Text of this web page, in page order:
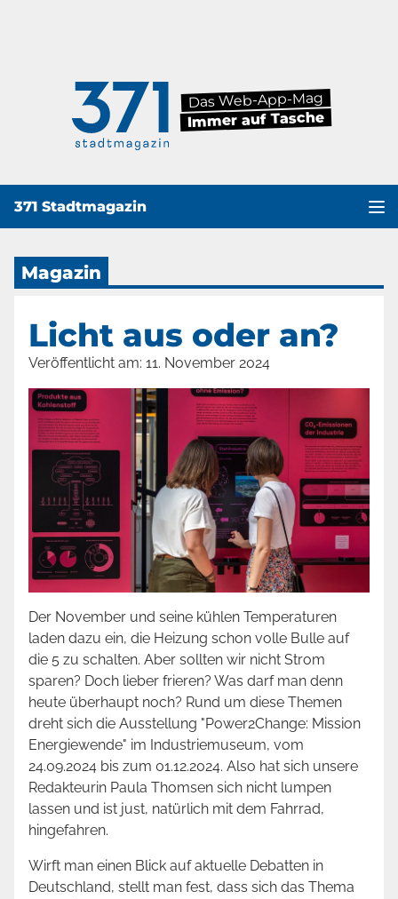
Das Web-App-Mag
Immer auf Tasche
371 Stadtmagazin
Magazin
Licht aus oder an?
Veröffentlicht am: 11. November 2024
Der November und seine kühlen Temperaturen
laden dazu ein, die Heizung schon volle Bulle auf
die 5 zu schalten. Aber sollten wir nicht Strom
sparen? Doch lieber frieren? Was darf man denn
heute überhaupt noch? Rund um diese Themen
dreht sich die Ausstellung "Power2Change: Mission
Energiewende" im Industriemuseum, vom
24.09.2024 bis zum 01.12.2024. Also hat sich unsere
Redakteurin Paula Thomsen sich nicht lumpen
lassen und ist just, natürlich mit dem Fahrrad,
hingefahren.
Wirft man einen Blick auf aktuelle Debatten in
Deutschland, stellt man fest, dass sich das Thema